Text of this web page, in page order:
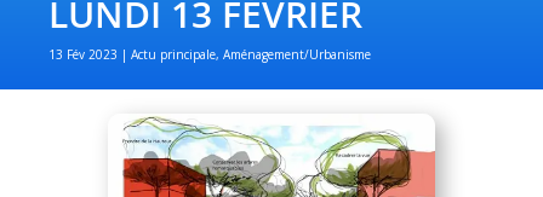
LUNDI 13 FÉVRIER
13 Fév 2023 Actu principale,Aménagement/Urbanisme